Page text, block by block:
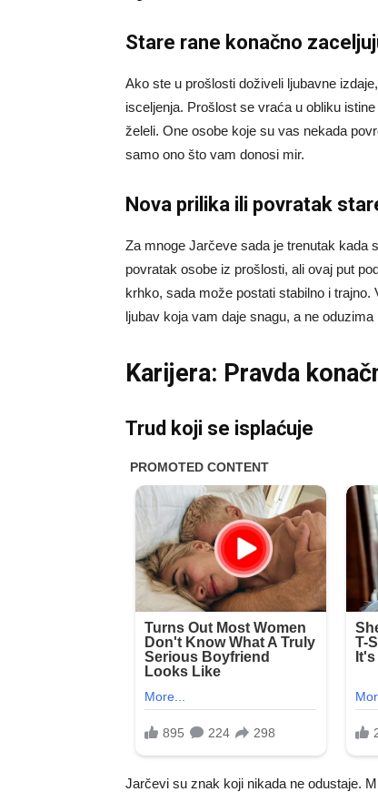
Stare rane konačno
Ako ste u prošlosti doživeli ljubavne
isceljenja. Prošlost se vraća u obliku
želeli. One osobe koje su vas nekada
samo ono što vam donosi mir.
Nova prilika ili povratak
Za mnoge Jarčeve sada je trenutak kada
povratak osobe iz prošlosti, ali ovaj put
krhko, sada može postati stabilno i
ljubav koja vam daje snagu, a ne oduzima
Karijera: Pravda
Trud koji se isplaćuje
Jarčevi su znak koji nikada ne odustaje.